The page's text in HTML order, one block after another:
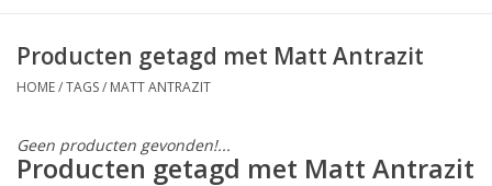
Hygiëne & opslag
Grondstoffen & Presentatie
Producten getagd met Matt Antrazit
HOME/TAGS/ MATT ANTRAZIT
Geen producten gevonden!...
Producten getagd met Matt Antrazit